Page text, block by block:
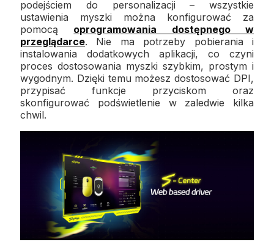
podejściem do personalizacji – wszystkie
ustawienia myszki można konfigurować za
pomocą oprogramowania dostępnego w
przeglądarce. Nie ma potrzeby pobierania i
instalowania dodatkowych aplikacji, co czyni
proces dostosowania myszki szybkim, prostym i
wygodnym. Dzięki temu możesz dostosować DPI,
przypisać funkcje przyciskom oraz
skonfigurować podświetlenie w zaledwie kilka
chwil.